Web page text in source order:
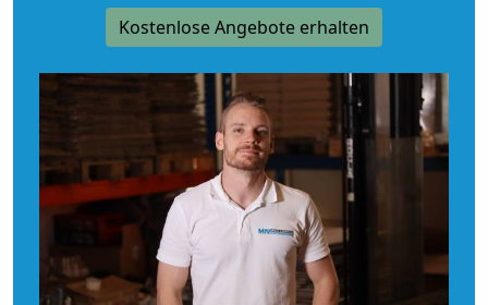
Kostenlose Angebote erhalten